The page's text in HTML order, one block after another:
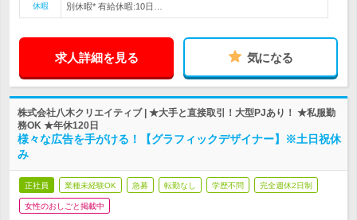
休暇
別休暇* 有給休暇:10日…
求人詳細を見る 気になる
株式会社八木クリエイティブ | ★大手と直接取引！大型PJあり！ ★私服勤
務OK ★年休120日
様々な広告を手がける！【グラフィックデザイナー】※土日祝休
み
正社員 業種未経験OK 急募 転勤なし 学歴不問 完全週休2日制
女性のおしごと掲載中